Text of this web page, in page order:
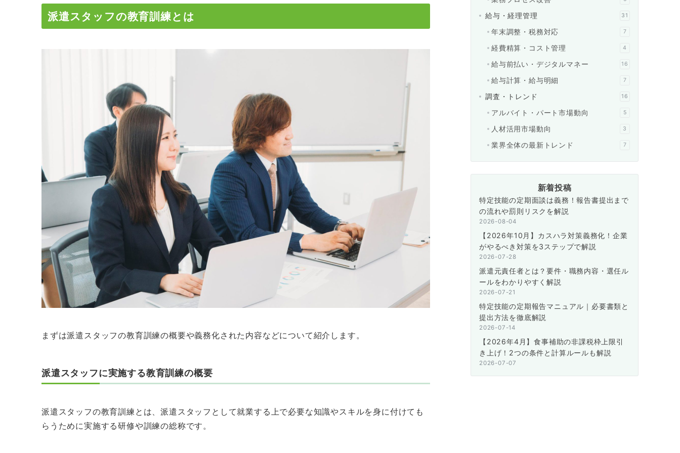
派遣スタッフの教育訓練とは
まずは派遣スタッフの教育訓練の概要や義務化された内容などについて紹介します。
派遣スタッフに実施する教育訓練の概要
派遣スタッフの教育訓練とは、派遣スタッフとして就業する上で必要な知識やスキルを身に付けても
らうために実施する研修や訓練の総称です。
給与・経理管理 31
年末調整・税務対応 7
経費精算・コスト管理 4
給与前払い・デジタルマネー 16
給与計算・給与明細 7
調査・トレンド 16
アルバイト・パート市場動向 5
人材活用市場動向 3
業界全体の最新トレンド 7
新着投稿
特定技能の定期面談は義務！報告書提出まで
の流れや罰則リスクを解説
2026-08-04
【2026年10月】カスハラ対策義務化！企業
がやるべき対策を3ステップで解説
2026-07-28
派遣元責任者とは？要件・職務内容・選任ル
ールをわかりやすく解説
2026-07-21
特定技能の定期報告マニュアル｜必要書類と
提出方法を徹底解説
2026-07-14
【2026年4月】食事補助の非課税枠上限引
き上げ！2つの条件と計算ルールも解説
2026-07-07